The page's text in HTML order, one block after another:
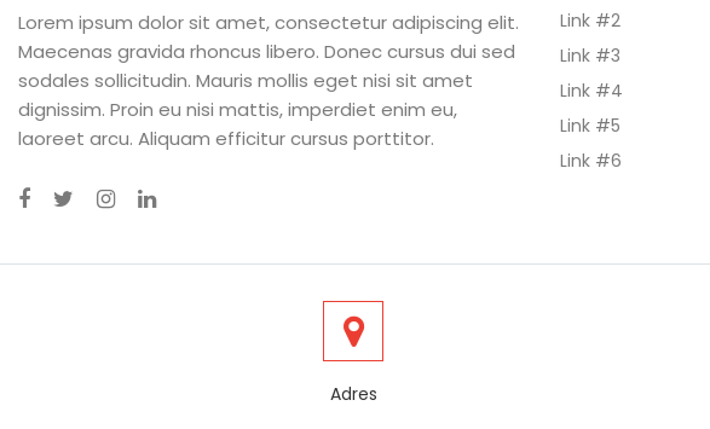
Lorem ipsum dolor sit amet, consectetur adipiscing elit.
Maecenas gravida rhoncus libero. Donec cursus dui sed
sodales sollicitudin. Mauris mollis eget nisi sit amet
dignissim. Proin eu nisi mattis, imperdiet enim eu,
laoreet arcu. Aliquam efficitur cursus porttitor.
Link #2
Link #3
Link #4
Link #5
Link #6
Adres